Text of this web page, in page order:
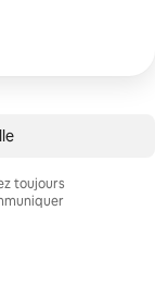
toujours